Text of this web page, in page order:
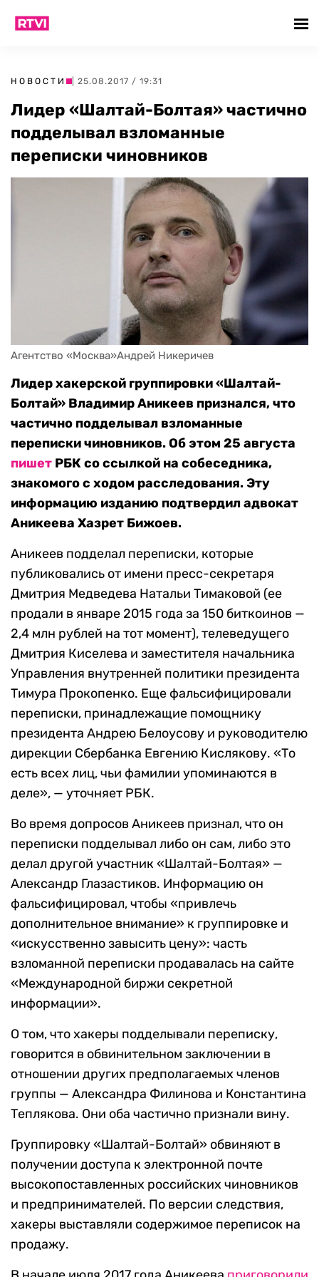
НОВОСТИ | 25.08.2017 / 19:31
Лидер «Шалтай-Болтая» частично
подделывал взломанные
переписки чиновников
Агентство «Москва»Андрей Никеричев
Лидер хакерской группировки «Шалтай-
Болтай» Владимир Аникеев признался, что
частично подделывал взломанные
переписки чиновников. Об этом 25 августа
пишет РБК со ссылкой на собеседника,
знакомого с ходом расследования. Эту
информацию изданию подтвердил адвокат
Аникеева Хазрет Бижоев.
Аникеев подделал переписки, которые
публиковались от имени пресс-секретаря
Дмитрия Медведева Натальи Тимаковой (ее
продали в январе 2015 года за 150 биткоинов —
2,4 млн рублей на тот момент), телеведущего
Дмитрия Киселева и заместителя начальника
Управления внутренней политики президента
Тимура Прокопенко. Еще фальсифицировали
переписки, принадлежащие помощнику
президента Андрею Белоусову и руководителю
дирекции Сбербанка Евгению Кислякову. «То
есть всех лиц, чьи фамилии упоминаются в
деле», — уточняет РБК.
Во время допросов Аникеев признал, что он
переписки подделывал либо он сам, либо это
делал другой участник «Шалтай-Болтая» —
Александр Глазастиков. Информацию он
фальсифицировал, чтобы «привлечь
дополнительное внимание» к группировке и
«искусственно завысить цену»: часть
взломанной переписки продавалась на сайте
«Международной биржи секретной
информации».
О том, что хакеры подделывали переписку,
говорится в обвинительном заключении в
отношении других предполагаемых членов
группы — Александра Филинова и Константина
Теплякова. Они оба частично признали вину.
Группировку «Шалтай-Болтай» обвиняют в
получении доступа к электронной почте
высокопоставленных российских чиновников
и предпринимателей. По версии следствия,
хакеры выставляли содержимое переписок на
продажу.